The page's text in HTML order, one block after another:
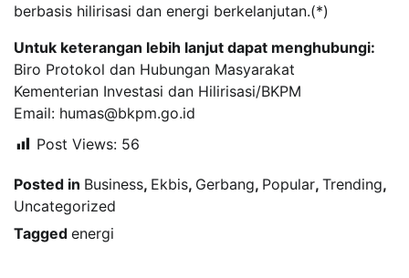
berbasis hilirisasi dan energi berkelanjutan.(*)
Untuk keterangan lebih lanjut dapat menghubungi:
Biro Protokol dan Hubungan Masyarakat
Kementerian Investasi dan Hilirisasi/BKPM
Email: humas@bkpm.go.id
Post Views: 56
Posted in Business, Ekbis, Gerbang, Popular, Trending,
Uncategorized
Tagged energi